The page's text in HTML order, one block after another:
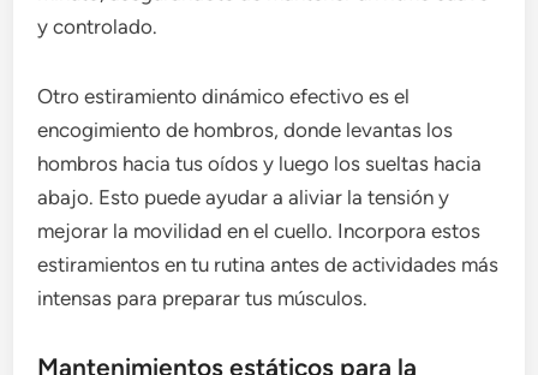
y controlado.
Otro estiramiento dinámico efectivo es el
encogimiento de hombros, donde levantas los
hombros hacia tus oídos y luego los sueltas hacia
abajo. Esto puede ayudar a aliviar la tensión y
mejorar la movilidad en el cuello. Incorpora estos
estiramientos en tu rutina antes de actividades más
intensas para preparar tus músculos.
Mantenimientos estáticos para la